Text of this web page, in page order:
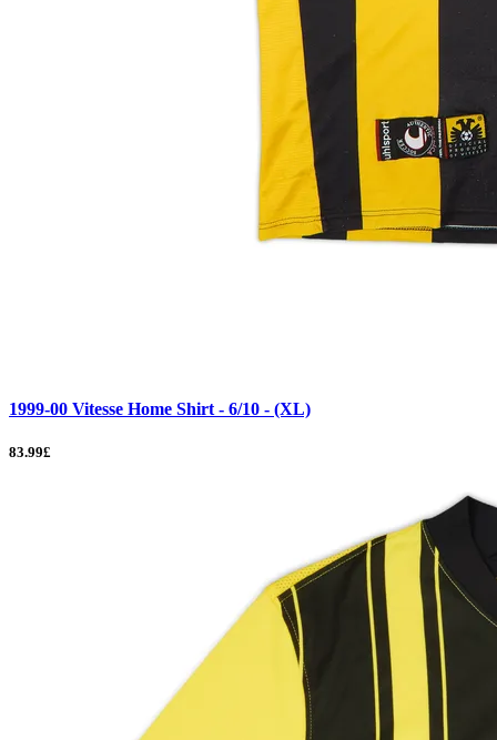
1999-00 Vitesse Home Shirt - 6/10 - (XL)
83.99£